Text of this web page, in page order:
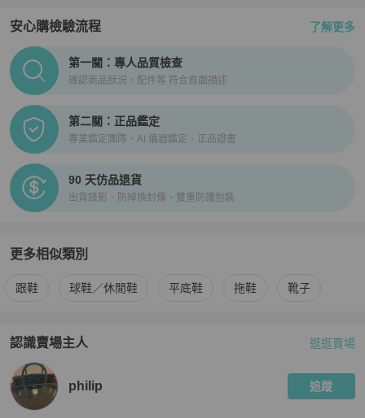
安心購檢驗流程 了解更多
PopChill拍拍圈正品驗證、安心購檢驗流程介紹
第一關：專人品質檢查
確認商品狀況、配件等 符合頁面描述
第二關：正品鑑定
專業鑑定團隊、AI 儀器鑑定、正品證書
90 天仿品退貨
出貨錄影、防掉換封條、雙重防護包裝
更多相似類別
更多Dolce & Gabbana女鞋 相似商品推薦
跟鞋 球鞋／休閒鞋 平底鞋 拖鞋 靴子
認識賣場主人
PopChill 拍拍圈嚴選賣家
逛逛賣場
philip 追蹤